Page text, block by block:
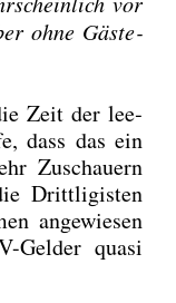
ohne Gäs­te­
Zeit der lee­
dass das ein
Zuschau­ern
Dritt­li­gis­ten
ange­wie­sen
Gel­der qua­si